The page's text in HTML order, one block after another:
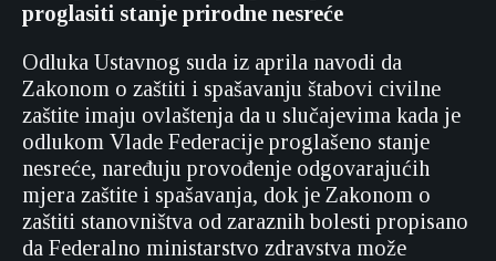
proglasiti stanje prirodne nesreće
Odluka Ustavnog suda iz aprila navodi da
Zakonom o zaštiti i spašavanju štabovi civilne
zaštite imaju ovlaštenja da u slučajevima kada je
odlukom Vlade Federacije proglašeno stanje
nesreće, naređuju provođenje odgovarajućih
mjera zaštite i spašavanja, dok je Zakonom o
zaštiti stanovništva od zaraznih bolesti propisano
da Federalno ministarstvo zdravstva može